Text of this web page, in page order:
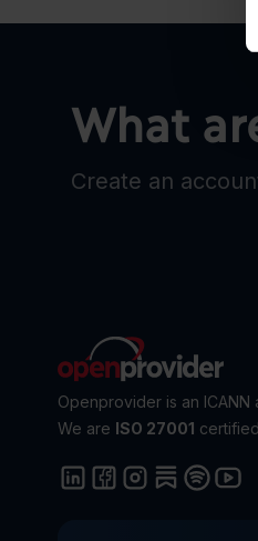
What
Create an
Openprovider is an ICANN
We are ISO 27001